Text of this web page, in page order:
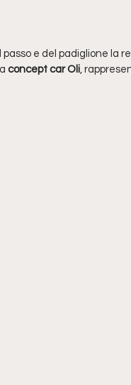
passo e del padiglione la
concept car Oli ,